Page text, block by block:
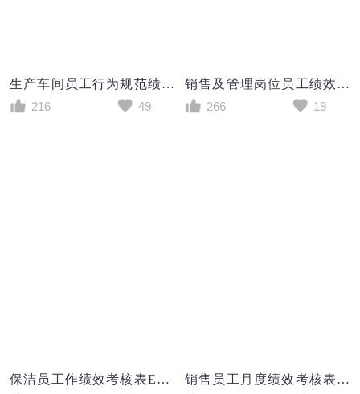
生产车间员工行为规范绩效考核表Excel表格
216
49
销售及管理岗位员工绩效考核表Excel模板
266
19
保洁员工作绩效考核表Excel表格
销售员工月度绩效考核表Excel模板